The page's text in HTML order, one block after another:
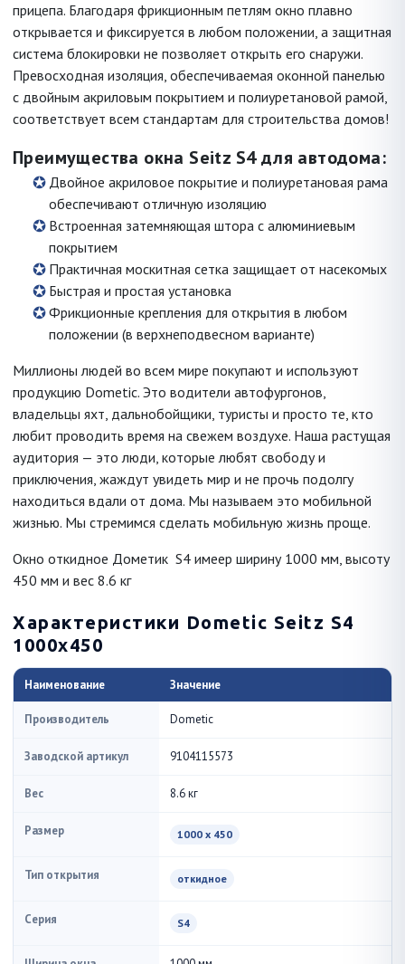
прицепа. Благодаря фрикционным петлям окно плавно
открывается и фиксируется в любом положении, а защитная
система блокировки не позволяет открыть его снаружи.
Превосходная изоляция, обеспечиваемая оконной панелью
с двойным акриловым покрытием и полиуретановой рамой,
соответствует всем стандартам для строительства домов!
Преимущества окна Seitz S4 для автодома:
Двойное акриловое покрытие и полиуретановая рама
обеспечивают отличную изоляцию
Встроенная затемняющая штора с алюминиевым
покрытием
Практичная москитная сетка защищает от насекомых
Быстрая и простая установка
Фрикционные крепления для открытия в любом
положении (в верхнеподвесном варианте)
Миллионы людей во всем мире покупают и используют
продукцию Dometic. Это водители автофургонов,
владельцы яхт, дальнобойщики, туристы и просто те, кто
любит проводить время на свежем воздухе. Наша растущая
аудитория — это люди, которые любят свободу и
приключения, жаждут увидеть мир и не прочь подолгу
находиться вдали от дома. Мы называем это мобильной
жизнью. Мы стремимся сделать мобильную жизнь проще.
Окно откидное Дометик S4 имеер ширину 1000 мм, высоту
450 мм и вес 8.6 кг
Характеристики Dometic Seitz S4
1000x450
Наименование Значение
Производитель Dometic
Заводской артикул 9104115573
Вес 8.6 кг
Размер 1000 x 450
Тип открытия откидное
Серия S4